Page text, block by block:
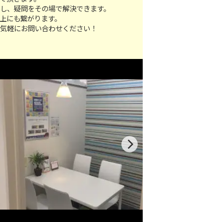
疑問をその場で解決できます。
も繋がります。
軽にお問い合わせください！